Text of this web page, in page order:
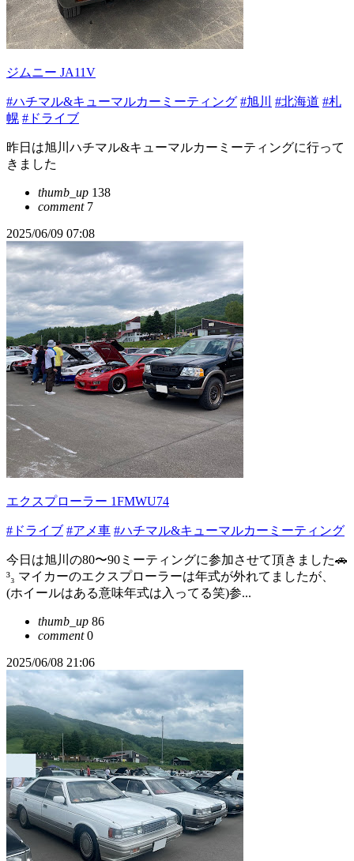
ジムニー JA11V
#ハチマル&キューマルカーミーティング #旭川 #北海道 #札
幌 #ドライブ
昨日は旭川ハチマル&キューマルカーミーティングに行って
きました
thumb_up 138
comment7
2025/06/09 07:08
エクスプローラー 1FMWU74
#ドライブ #アメ車 #ハチマル&キューマルカーミーティング
今日は旭川の80〜90ミーティングに参加させて頂きました🚗
³₃ マイカーのエクスプローラーは年式が外れてましたが、
(ホイールはある意味年式は入ってる笑)参...
thumb_up 86
comment0
2025/06/08 21:06